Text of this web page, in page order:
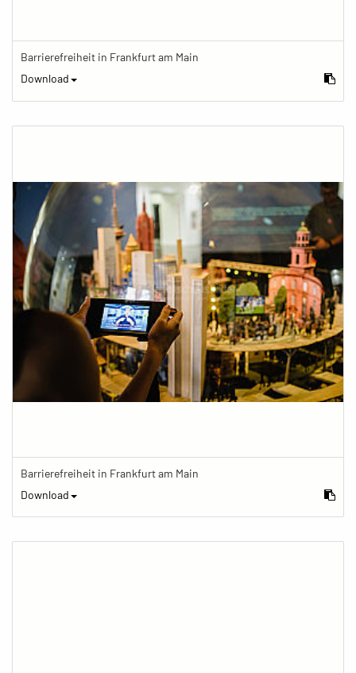
Barrierefreiheit in Frankfurt am Main
Download
Barrierefreiheit in Frankfurt am Main
Download